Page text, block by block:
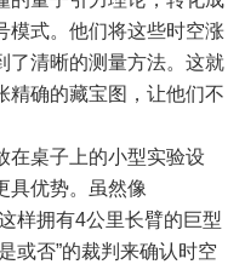
模式。他们将这些时空涨
了清晰的测量方法。这就
精确的藏宝图，让他们不
在桌子上的小型实验设
具优势。虽然像
样拥有4公里长臂的巨型
或否”的裁判来确认时空